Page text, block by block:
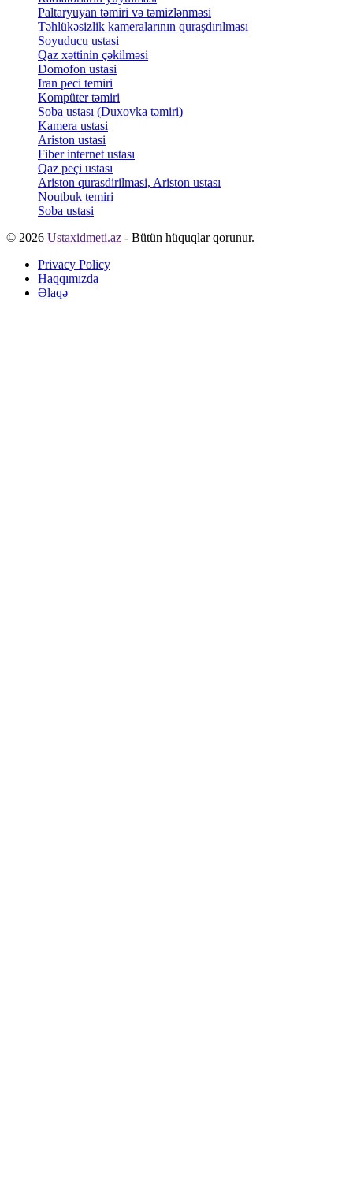
Paltaryuyan təmiri və təmizlənməsi
Təhlükəsizlik kameralarının quraşdırılması
Soyuducu ustasi
Qaz xəttinin çəkilməsi
Domofon ustasi
Iran peci temiri
Kompüter təmiri
Soba ustası (Duxovka təmiri)
Kamera ustasi
Ariston ustasi
Fiber internet ustası
Qaz peçi ustası
Ariston qurasdirilmasi, Ariston ustası
Noutbuk temiri
Soba ustasi
© 2026 Ustaxidmeti.az - Bütün hüquqlar qorunur.
Privacy Policy
Haqqımızda
Əlaqə